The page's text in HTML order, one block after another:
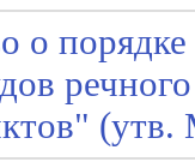
о
(утв.